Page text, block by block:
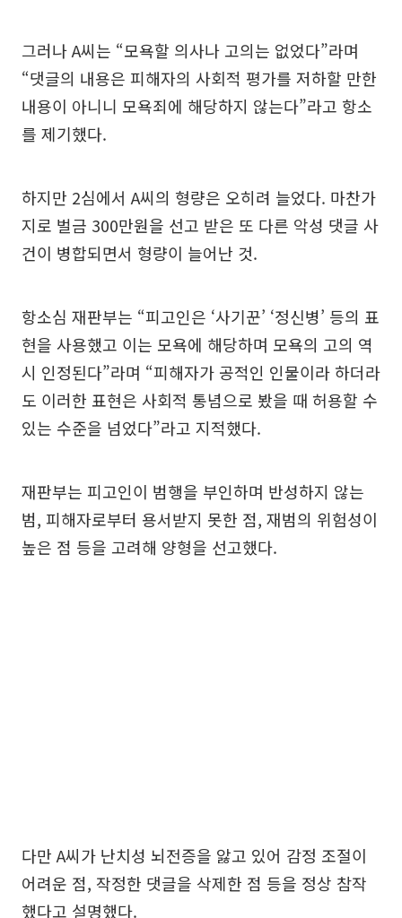
그러나 A씨는 “모욕할 의사나 고의는 없었다”라며
“댓글의 내용은 피해자의 사회적 평가를 저하할 만한
내용이 아니니 모욕죄에 해당하지 않는다”라고 항소
를 제기했다.
하지만 2심에서 A씨의 형량은 오히려 늘었다. 마찬가
지로 벌금 300만원을 선고 받은 또 다른 악성 댓글 사
건이 병합되면서 형량이 늘어난 것.
항소심 재판부는 “피고인은 ‘사기꾼’ ‘정신병’ 등의 표
현을 사용했고 이는 모욕에 해당하며 모욕의 고의 역
시 인정된다”라며 “피해자가 공적인 인물이라 하더라
도 이러한 표현은 사회적 통념으로 봤을 때 허용할 수
있는 수준을 넘었다”라고 지적했다.
재판부는 피고인이 범행을 부인하며 반성하지 않는
범, 피해자로부터 용서받지 못한 점, 재범의 위험성이
높은 점 등을 고려해 양형을 선고했다.
다만 A씨가 난치성 뇌전증을 앓고 있어 감정 조절이
어려운 점, 작정한 댓글을 삭제한 점 등을 정상 참작
했다고 설명했다.